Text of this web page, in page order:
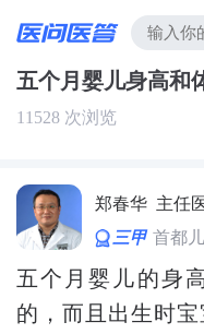
五个月婴儿身高和
11528 次浏览
郑春华 主任
三甲 首都
五个月婴儿的身
的，而且出生时